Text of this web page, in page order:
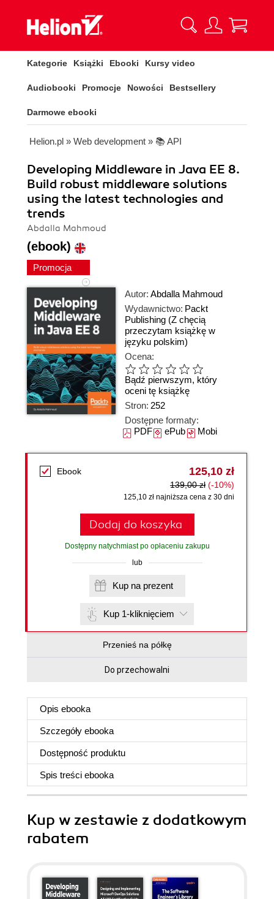
Kategorie Książki Ebooki Kursy video
Audiobooki Promocje Nowości Bestsellery
Darmowe ebooki
Helion.pl » Web development » 📚 API
Developing Middleware in Java EE 8.
Build robust middleware solutions
using the latest technologies and
trends
Abdalla Mahmoud
(ebook)
Promocja
Autor: Abdalla Mahmoud
Wydawnictwo: Packt
Publishing (Z chęcią
przeczytam książkę w
języku polskim)
Ocena:
Bądź pierwszym, który
oceni tę książkę
Stron: 252
Dostępne formaty:
PDFePubMobi
Ebook 125,10 zł
139,00 zł (-10%)
125,10 zł najniższa cena z 30 dni
Dodaj do koszyka
Dostępny natychmiast po opłaceniu zakupu
lub
Kup na prezent
Kup 1-kliknięciem
Przenieś na półkę
Do przechowalni
Opis ebooka
Szczegóły ebooka
Dostępność produktu
Spis treści ebooka
Kup w zestawie z dodatkowym
rabatem